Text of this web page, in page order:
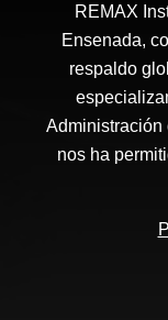
REMAX
Ensenada,
respaldo
Administración
nos ha